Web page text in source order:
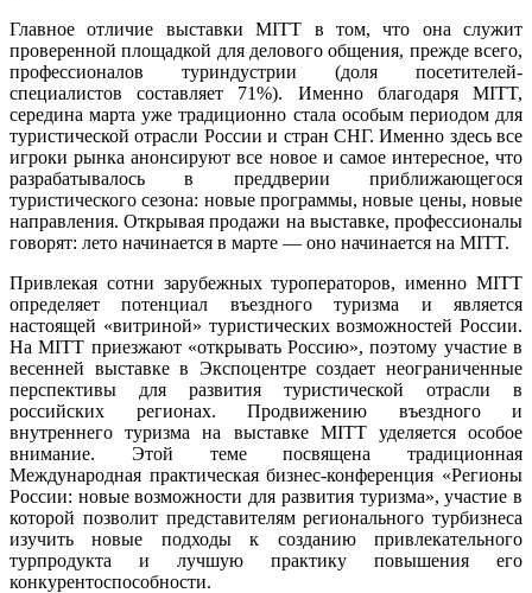
Главное отличие выставки MITT в том, что она служит
проверенной площадкой для делового общения, прежде всего,
профессионалов туриндустрии (доля посетителей-
специалистов составляет 71%). Именно благодаря MITT,
середина марта уже традиционно стала особым периодом для
туристической отрасли России и стран СНГ. Именно здесь все
игроки рынка анонсируют все новое и самое интересное, что
разрабатывалось в преддверии приближающегося
туристического сезона: новые программы, новые цены, новые
направления. Открывая продажи на выставке, профессионалы
говорят: лето начинается в марте — оно начинается на MITT.
Привлекая сотни зарубежных туроператоров, именно MITT
определяет потенциал въездного туризма и является
настоящей «витриной» туристических возможностей России.
На MITT приезжают «открывать Россию», поэтому участие в
весенней выставке в Экспоцентре создает неограниченные
перспективы для развития туристической отрасли в
российских регионах. Продвижению въездного и
внутреннего туризма на выставке MITT уделяется особое
внимание. Этой теме посвящена традиционная
Международная практическая бизнес-конференция «Регионы
России: новые возможности для развития туризма», участие в
которой позволит представителям регионального турбизнеса
изучить новые подходы к созданию привлекательного
турпродукта и лучшую практику повышения его
конкурентоспособности.